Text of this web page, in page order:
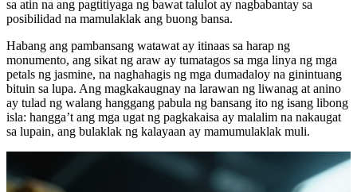
sa atin na ang pagtitiyaga ng bawat talulot ay nagbabantay sa
posibilidad na mamulaklak ang buong bansa.
Habang ang pambansang watawat ay itinaas sa harap ng
monumento, ang sikat ng araw ay tumatagos sa mga linya ng mga
petals ng jasmine, na naghahagis ng mga dumadaloy na ginintuang
bituin sa lupa. Ang magkakaugnay na larawan ng liwanag at anino
ay tulad ng walang hanggang pabula ng bansang ito ng isang libong
isla: hangga’t ang mga ugat ng pagkakaisa ay malalim na nakaugat
sa lupain, ang bulaklak ng kalayaan ay mamumulaklak muli.